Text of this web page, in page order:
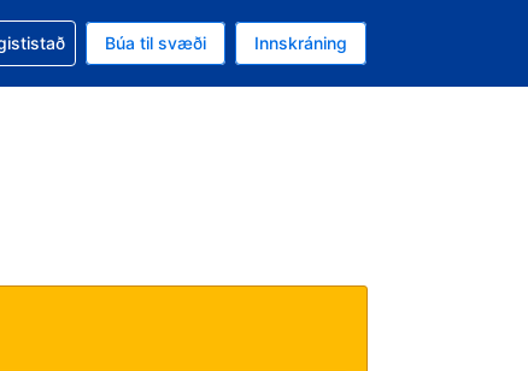
er gjaldmiðillinn Íslensk króna
Í augnablikinu er tungumál þitt Íslensku
við bókuninaBúa til svæði Innskráning